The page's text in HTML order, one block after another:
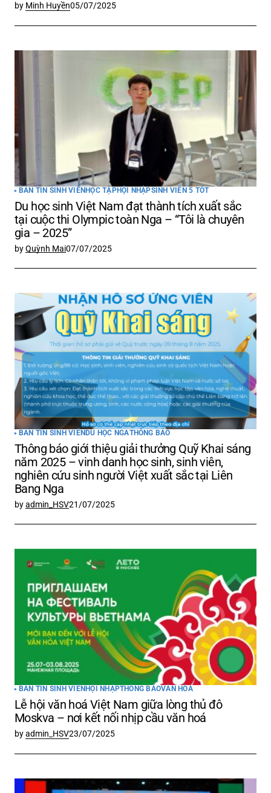
by Minh Huyền05/07/2025
BẢN TIN SINH VIÊNHỌC TẬPHỘI NHẬPSINH VIÊN 5 TỐT
Du học sinh Việt Nam đạt thành tích xuất sắc
tại cuộc thi Olympic toàn Nga – “Tôi là chuyên
gia – 2025”
byQuỳnh Mai07/07/2025
BẢN TIN SINH VIÊN DU HỌC NGATHÔNG BÁO
Thông báo giới thiệu giải thưởng Quỹ Khai sáng
năm 2025 – vinh danh học sinh, sinh viên,
nghiên cứu sinh người Việt xuất sắc tại Liên
Bang Nga
byadmin_HSV21/07/2025
BẢN TIN SINH VIÊN HỘI NHẬPTHÔNG BÁOVĂN HÓA
Lễ hội văn hoá Việt Nam giữa lòng thủ đô
Moskva – nơi kết nối nhịp cầu văn hoá
byadmin_HSV23/07/2025